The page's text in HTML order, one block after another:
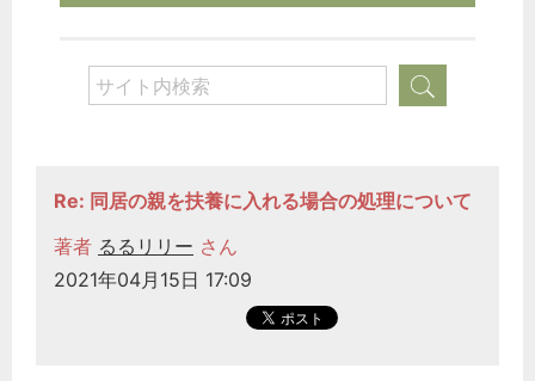
Re: 同居の親を扶養に入れる場合の処理について
著者 るるリリー さん
2021年04月15日 17:09
選択してください
労務管理
企業法務
秘書のノウハウ